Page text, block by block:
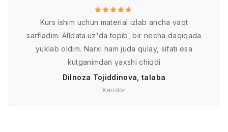
Kurs ishim uchun material izlab ancha vaqt
sarfladim. Alldata.uz'da topib, bir necha daqiqada
yuklab oldim. Narxi ham juda qulay, sifati esa
kutganimdan yaxshi chiqdi
Dilnoza Tojiddinova, talaba
Xaridor